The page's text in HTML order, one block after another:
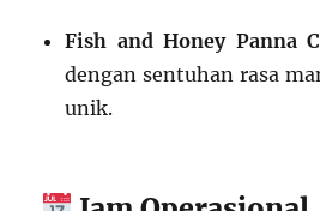
Fish and Honey Panna
dengan sentuhan rasa
unik.